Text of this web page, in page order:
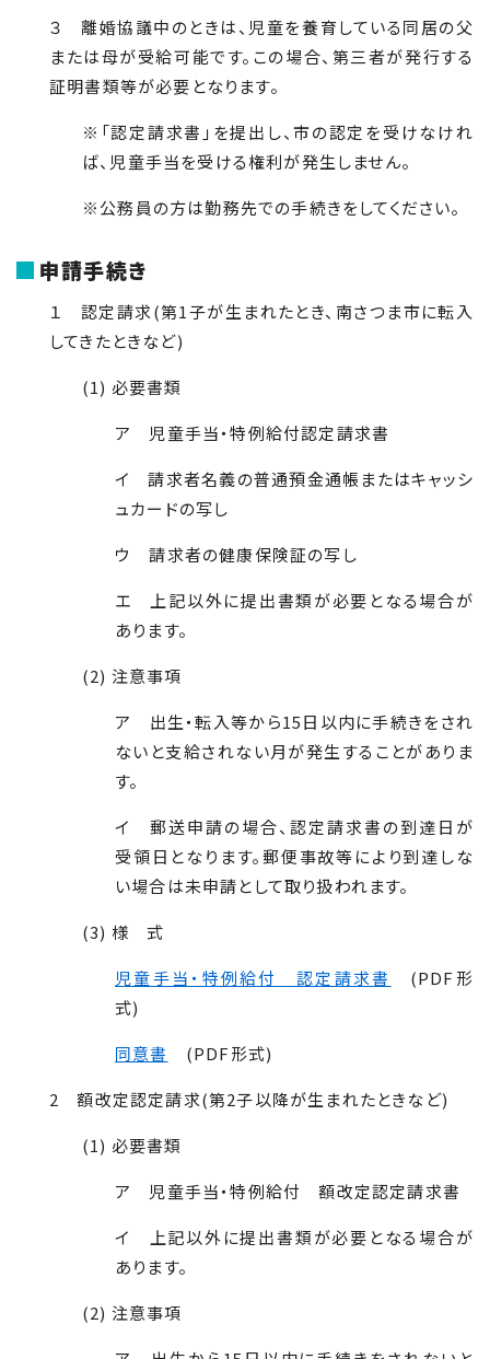
３ 離婚協議中のときは、児童を養育している同居の父
または母が受給可能です。この場合、第三者が発行する
証明書類等が必要となります。
※「認定請求書」を提出し、市の認定を受けなけれ
ば、児童手当を受ける権利が発生しません。
※公務員の方は勤務先での手続きをしてください。
申請手続き
１ 認定請求(第1子が生まれたとき、南さつま市に転入
してきたときなど)
(1) 必要書類
ア 児童手当・特例給付認定請求書
イ 請求者名義の普通預金通帳またはキャッシ
ュカードの写し
ウ 請求者の健康保険証の写し
エ 上記以外に提出書類が必要となる場合が
あります。
(2) 注意事項
ア 出生・転入等から15日以内に手続きをされ
ないと支給されない月が発生することがありま
す。
イ 郵送申請の場合、認定請求書の到達日が
受領日となります。郵便事故等により到達しな
い場合は未申請として取り扱われます。
(3) 様 式
児童手当・特例給付 認定請求書
(PDF形
式)
同意書
(PDF形式)
2 額改定認定請求(第2子以降が生まれたときなど)
(1) 必要書類
ア 児童手当・特例給付 額改定認定請求書
イ 上記以外に提出書類が必要となる場合が
あります。
(2) 注意事項